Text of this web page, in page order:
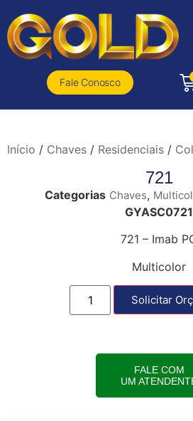
Fale Conosco
Início / Chaves / Residenciais /
721
Categorias Chaves,
GYASC0721
721 – Imab
Multicolor
Solicitar
FALE COM
UM